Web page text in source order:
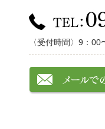
〈受付時間〉9：00